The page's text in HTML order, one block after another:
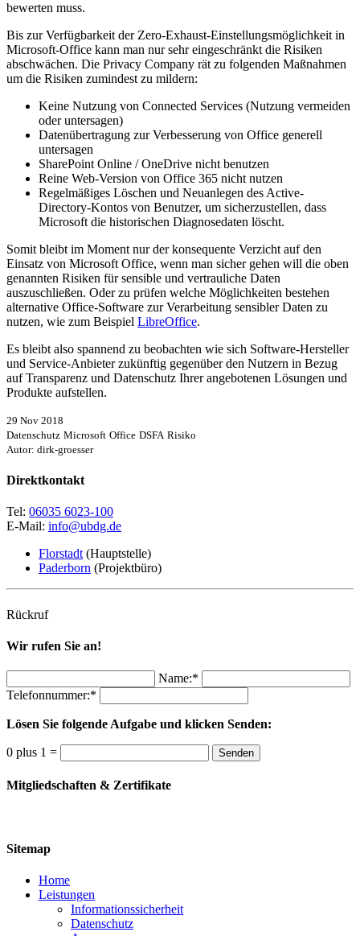
bewerten muss.
Bis zur Verfügbarkeit der Zero-Exhaust-Einstellungsmöglichkeit in
Microsoft-Office kann man nur sehr eingeschränkt die Risiken
abschwächen. Die Privacy Company rät zu folgenden Maßnahmen
um die Risiken zumindest zu mildern:
Keine Nutzung von Connected Services (Nutzung vermeiden
oder untersagen)
Datenübertragung zur Verbesserung von Office generell
untersagen
SharePoint Online / OneDrive nicht benutzen
Reine Web-Version von Office 365 nicht nutzen
Regelmäßiges Löschen und Neuanlegen des Active-
Directory-Kontos von Benutzer, um sicherzustellen, dass
Microsoft die historischen Diagnosedaten löscht.
Somit bleibt im Moment nur der konsequente Verzicht auf den
Einsatz von Microsoft Office, wenn man sicher gehen will die oben
genannten Risiken für sensible und vertrauliche Daten
auszuschließen. Oder zu prüfen welche Möglichkeiten bestehen
alternative Office-Software zur Verarbeitung sensibler Daten zu
nutzen, wie zum Beispiel LibreOffice.
Es bleibt also spannend zu beobachten wie sich Software-Hersteller
und Service-Anbieter zukünftig gegenüber den Nutzern in Bezug
auf Transparenz und Datenschutz Ihrer angebotenen Lösungen und
Produkte aufstellen.
29 Nov 2018
Datenschutz Microsoft Office DSFA Risiko
Autor: dirk-groesser
Direktkontakt
Tel: 06035 6023-100
E-Mail: info@ubdg.de
Florstadt (Hauptstelle)
Paderborn (Projektbüro)
Rückruf
Wir rufen Sie an!
Name:*
Telefonnummer:*
Lösen Sie folgende Aufgabe und klicken Senden:
0 plus 1 = Senden
Mitgliedschaften & Zertifikate
Sitemap
Home
Leistungen
Informationssicherheit
Datenschutz